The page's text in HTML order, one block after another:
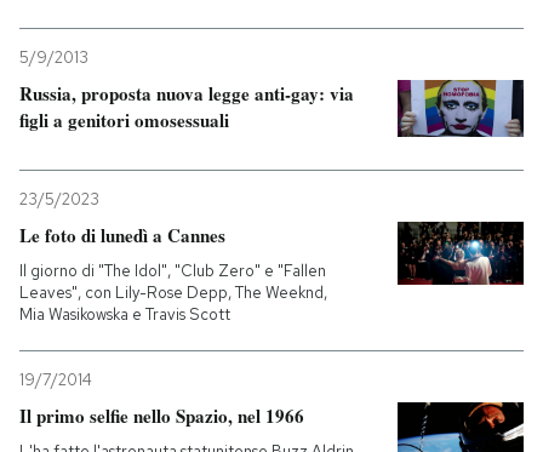
5/9/2013
Russia, proposta nuova legge anti-gay: via
figli a genitori omosessuali
23/5/2023
Le foto di lunedì a Cannes
Il giorno di "The Idol", "Club Zero" e "Fallen
Leaves", con Lily-Rose Depp, The Weeknd,
Mia Wasikowska e Travis Scott
19/7/2014
Il primo selfie nello Spazio, nel 1966